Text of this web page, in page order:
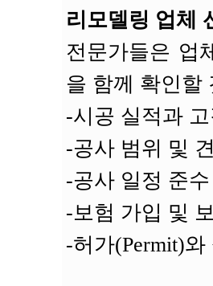
리모델링 업체
전문가들은 업
을 함께 확인할
-시공 실적과
-공사 범위 및
-공사 일정 준
-보험 가입 및
-허가(Permit)